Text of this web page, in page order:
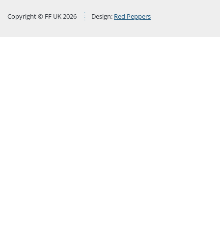
Copyright © FF UK 2026 Design: Red Peppers